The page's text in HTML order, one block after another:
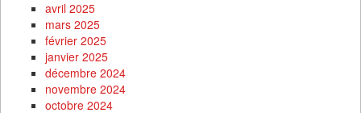
avril 2025
mars 2025
février 2025
janvier 2025
décembre 2024
novembre 2024
octobre 2024